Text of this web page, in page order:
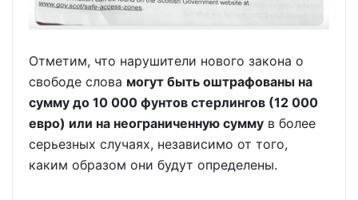
Отметим, что нарушители нового закона о
свободе слова могут быть оштрафованы на
сумму до 10 000 фунтов стерлингов (12 000
евро) или на неограниченную сумму в более
серьезных случаях, независимо от того,
каким образом они будут определены.